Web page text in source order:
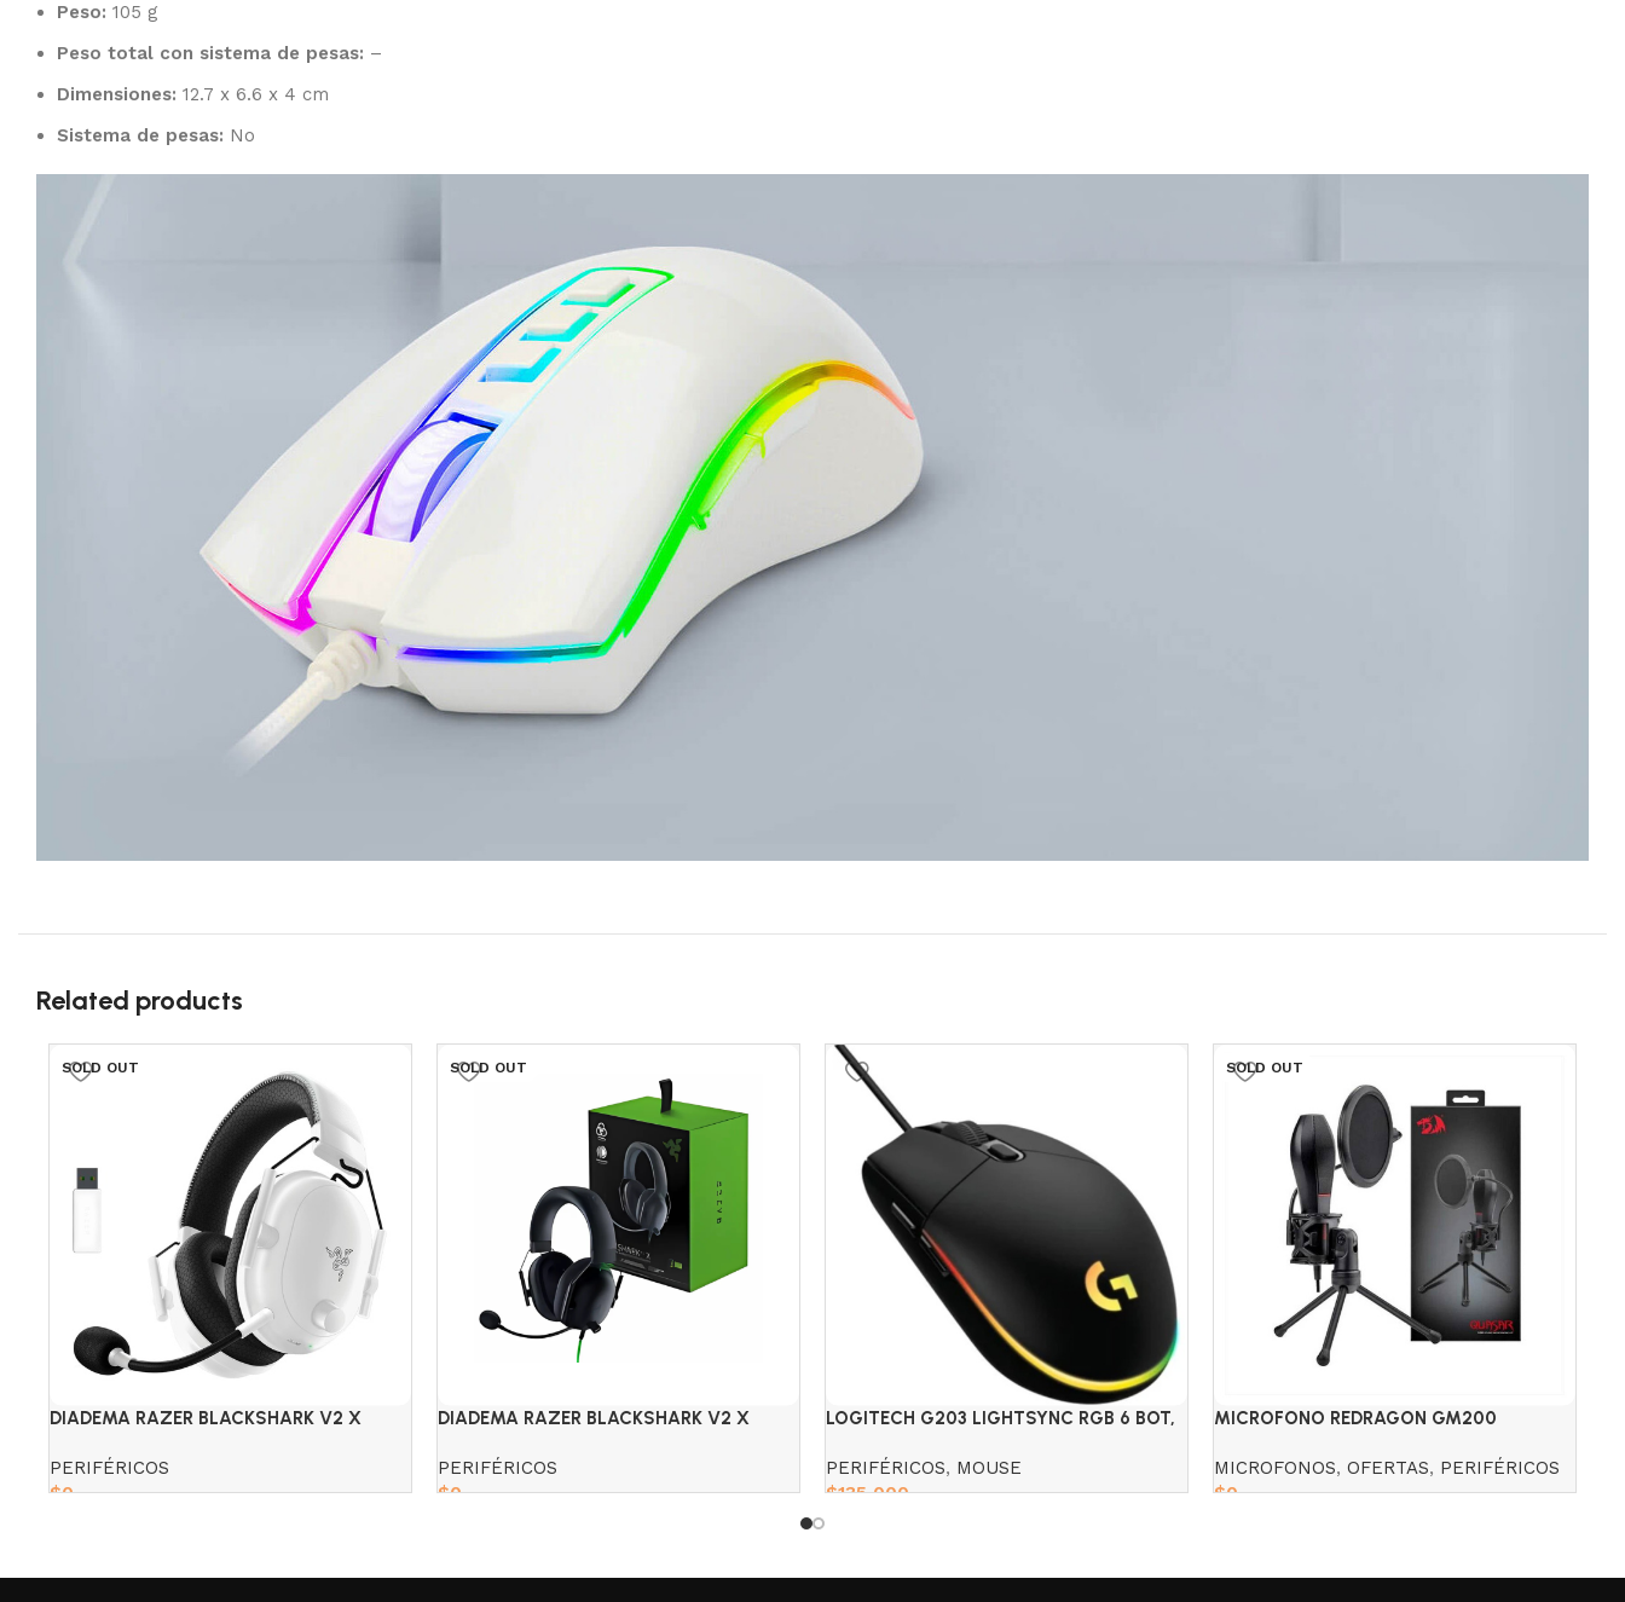
Peso: 105 g
Peso total con sistema de pesas: –
Dimensiones: 12.7 x 6.6 x 4 cm
Sistema de pesas: No
Related products
SOLD OUT
DIADEMA RAZER BLACKSHARK V2 X
PERIFÉRICOS
$0
SOLD OUT
DIADEMA RAZER BLACKSHARK V2 X
PERIFÉRICOS
$0
LOGITECH G203 LIGHTSYNC RGB 6 BOT,
PERIFÉRICOS, MOUSE
$135,000
SOLD OUT
MICROFONO REDRAGON GM200
MICROFONOS, OFERTAS, PERIFÉRICOS
$0